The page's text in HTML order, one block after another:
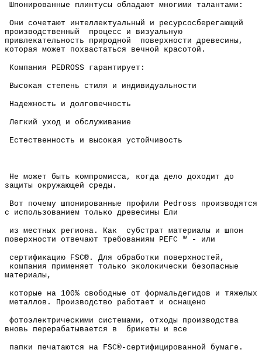
Шпонированные плинтусы обладают многими талантами:
Они сочетают интеллектуальный и ресурсосберегающий
производственный процесс и визуальную
привлекательность природной поверхности древесины,
которая может похвастаться вечной красотой.
Компания PEDROSS гарантирует:
Высокая степень стиля и индивидуальности
Надежность и долговечность
Легкий уход и обслуживание
Естественность и высокая устойчивость
Не может быть компромисса, когда дело доходит до
защиты окружающей среды.
Вот почему шпонированные профили Pedross производятся
с использованием только древесины Ели
из местных региона. Как субстрат материалы и шпон
поверхности отвечают требованиям PEFC ™ - или
сертификацию FSC®. Для обработки поверхностей,
компания применяет только эколокически безопасные
материалы,
которые на 100% свободные от формальдегидов и тяжелых
металлов. Производство работает и оснащено
фотоэлектрическими системами, отходы производства
вновь перерабатывается в брикеты и все
папки печатаются на FSC®-сертифицированной бумаге.